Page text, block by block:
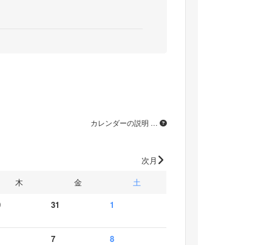
カレンダーの説明 …
次月
木
金
土
31 1
7 8